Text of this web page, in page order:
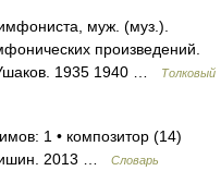
муж. (муз.).
произведений.
1935 1940 …
Толковый
1 • композитор (14)
2013 …
Словарь